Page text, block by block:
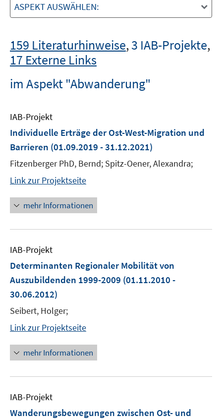
ASPEKT AUSWÄHLEN:
159 Literaturhinweise,3 IAB-Projekte,
17 Externe Links
im Aspekt "Abwanderung"
IAB-Projekt
Individuelle Erträge der Ost-West-Migration und
Barrieren (01.09.2019 - 31.12.2021)
Fitzenberger PhD, Bernd; Spitz-Oener, Alexandra;
Link zur Projektseite
mehr Informationen
IAB-Projekt
Determinanten Regionaler Mobilität von
Auszubildenden 1999-2009 (01.11.2010 -
30.06.2012)
Seibert, Holger;
Link zur Projektseite
mehr Informationen
IAB-Projekt
Wanderungsbewegungen zwischen Ost- und